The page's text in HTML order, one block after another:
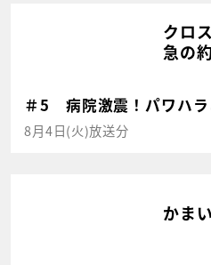
クロ
急の
＃5 病院激震！パワハ
8月4日(火)放送分
かま